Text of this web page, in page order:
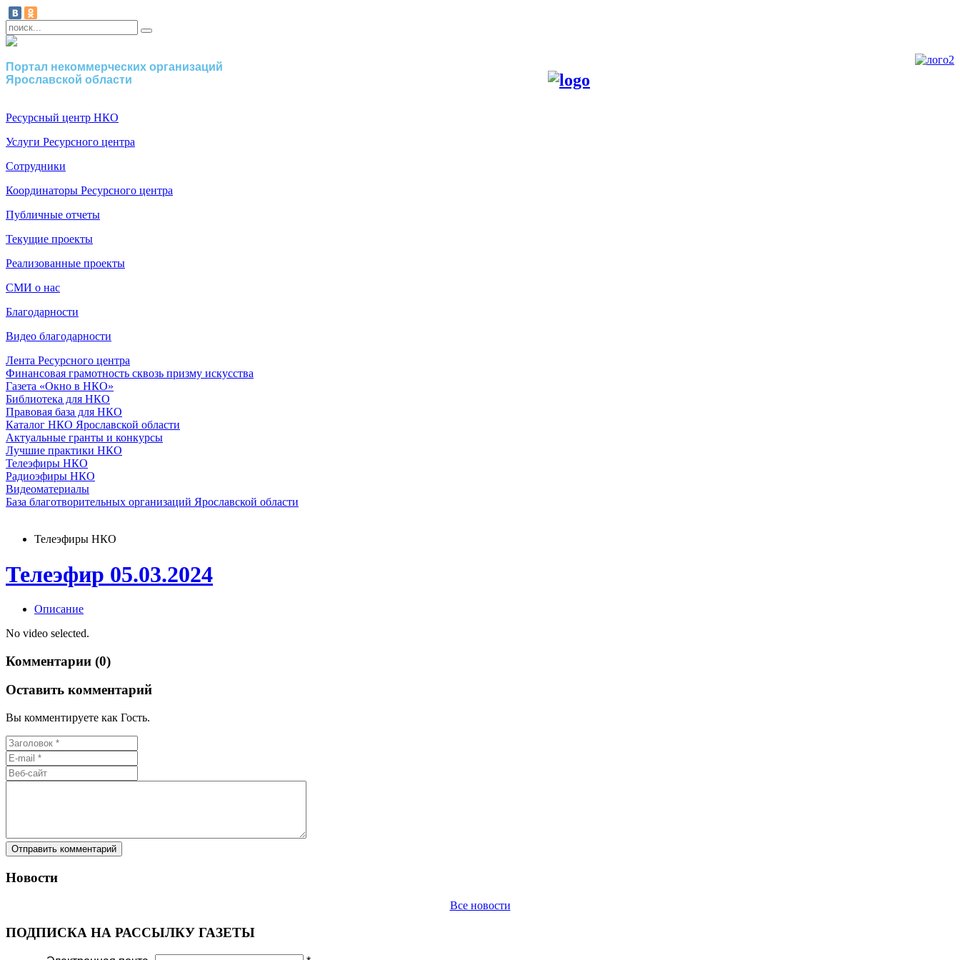
Портал некоммерческих организаций
Ярославской области
Ресурсный центр НКО
Услуги Ресурсного центра
Сотрудники
Координаторы Ресурсного центра
Публичные отчеты
Текущие проекты
Реализованные проекты
СМИ о нас
Благодарности
Видео благодарности
Лента Ресурсного центра
Финансовая грамотность сквозь призму искусства
Газета «Окно в НКО»
Библиотека для НКО
Правовая база для НКО
Каталог НКО Ярославской области
Актуальные гранты и конкурсы
Лучшие практики НКО
Телеэфиры НКО
Радиоэфиры НКО
Видеоматериалы
База благотворительных организаций Ярославской области
Телеэфиры НКО
Телеэфир 05.03.2024
Описание
No video selected.
Комментарии (0)
Оставить комментарий
Вы комментируете как Гость.
Новости
Все новости
ПОДПИСКА НА РАССЫЛКУ ГАЗЕТЫ